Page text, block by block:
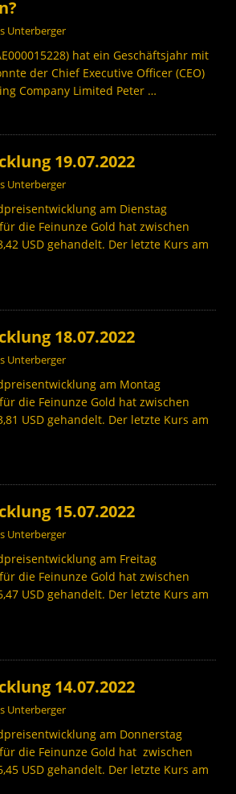
Unterberger
hat ein Geschäftsjahr mit
der Chief Executive Officer (CEO)
Company Limited Peter …
19.07.2022
Unterberger
am Dienstag
die Feinunze Gold hat zwischen
USD gehandelt. Der letzte Kurs am
18.07.2022
Unterberger
am Montag
die Feinunze Gold hat zwischen
USD gehandelt. Der letzte Kurs am
15.07.2022
Unterberger
am Freitag
die Feinunze Gold hat zwischen
USD gehandelt. Der letzte Kurs am
14.07.2022
Unterberger
am Donnerstag
die Feinunze Gold hat zwischen
USD gehandelt. Der letzte Kurs am